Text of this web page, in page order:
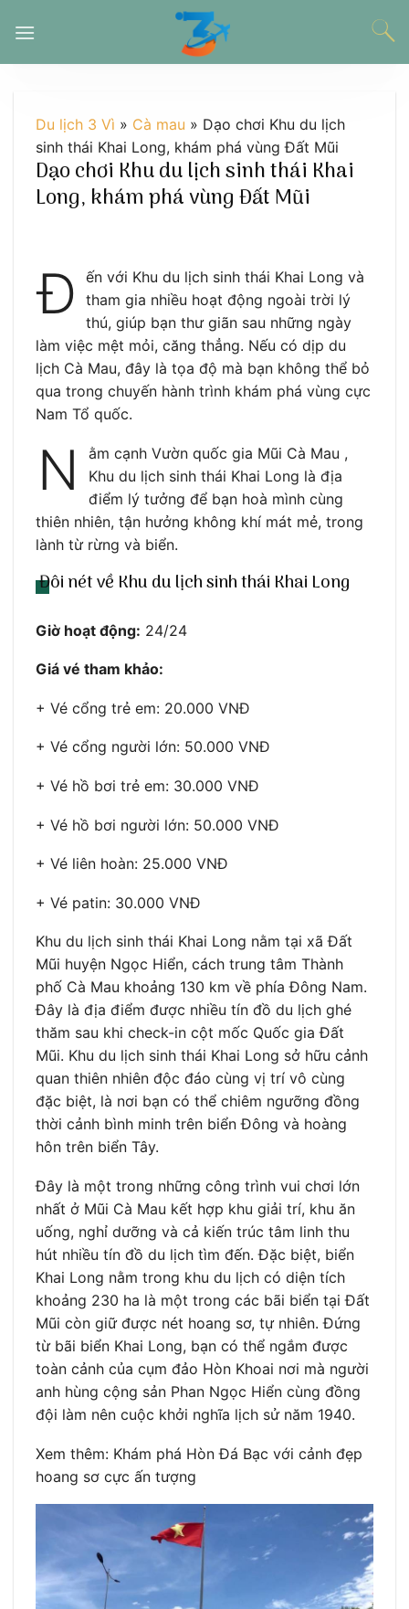
đến
Du lịch 3 Vì » Cà mau » Dạo chơi Khu du lịch
sinh thái Khai Long, khám phá vùng Đất Mũi
Dạo chơi Khu du lịch sinh thái Khai
Long, khám phá vùng Đất Mũi
Đ
ến với Khu du lịch sinh thái Khai Long và
tham gia nhiều hoạt động ngoài trời lý
thú, giúp bạn thư giãn sau những ngày
làm việc mệt mỏi, căng thẳng. Nếu có dịp du
lịch Cà Mau, đây là tọa độ mà bạn không thể bỏ
qua trong chuyến hành trình khám phá vùng cực
Nam Tổ quốc.
N
ằm cạnh Vườn quốc gia Mũi Cà Mau ,
Khu du lịch sinh thái Khai Long là địa
điểm lý tưởng để bạn hoà mình cùng
thiên nhiên, tận hưởng không khí mát mẻ, trong
lành từ rừng và biển.
Đôi nét về Khu du lịch sinh thái Khai Long
Giờ hoạt động: 24/24
Giá vé tham khảo:
+ Vé cổng trẻ em: 20.000 VNĐ
+ Vé cổng người lớn: 50.000 VNĐ
+ Vé hồ bơi trẻ em: 30.000 VNĐ
+ Vé hồ bơi người lớn: 50.000 VNĐ
+ Vé liên hoàn: 25.000 VNĐ
+ Vé patin: 30.000 VNĐ
Khu du lịch sinh thái Khai Long nằm tại xã Đất
Mũi huyện Ngọc Hiển, cách trung tâm Thành
phố Cà Mau khoảng 130 km về phía Đông Nam.
Đây là địa điểm được nhiều tín đồ du lịch ghé
thăm sau khi check-in cột mốc Quốc gia Đất
Mũi. Khu du lịch sinh thái Khai Long sở hữu cảnh
quan thiên nhiên độc đáo cùng vị trí vô cùng
đặc biệt, là nơi bạn có thể chiêm ngưỡng đồng
thời cảnh bình minh trên biển Đông và hoàng
hôn trên biển Tây.
Đây là một trong những công trình vui chơi lớn
nhất ở Mũi Cà Mau kết hợp khu giải trí, khu ăn
uống, nghỉ dưỡng và cả kiến trúc tâm linh thu
hút nhiều tín đồ du lịch tìm đến. Đặc biệt, biển
Khai Long nằm trong khu du lịch có diện tích
khoảng 230 ha là một trong các bãi biển tại Đất
Mũi còn giữ được nét hoang sơ, tự nhiên. Đứng
từ bãi biển Khai Long, bạn có thể ngắm được
toàn cảnh của cụm đảo Hòn Khoai nơi mà người
anh hùng cộng sản Phan Ngọc Hiển cùng đồng
đội làm nên cuộc khởi nghĩa lịch sử năm 1940.
Xem thêm: Khám phá Hòn Đá Bạc với cảnh đẹp
hoang sơ cực ấn tượng